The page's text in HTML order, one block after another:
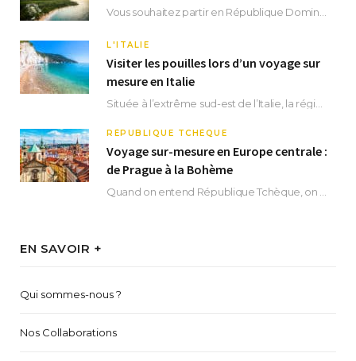
L'ITALIE
Visiter les pouilles lors d’un voyage sur
mesure en Italie
RÉPUBLIQUE TCHÈQUE
Voyage sur-mesure en Europe centrale :
de Prague à la Bohème
EN SAVOIR +
Qui sommes-nous ?
Nos Collaborations